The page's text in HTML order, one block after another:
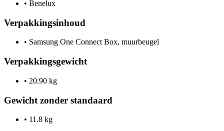
• Benelux
Verpakkingsinhoud
• Samsung One Connect Box, muurbeugel
Verpakkingsgewicht
• 20.90 kg
Gewicht zonder standaard
• 11.8 kg